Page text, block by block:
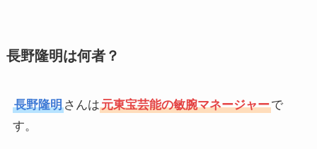
長野隆明は何者？
長野隆明さんは元東宝芸能の敏腕マネージャーで
す。